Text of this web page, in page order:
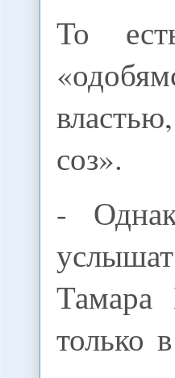
То
соз».
-
Тамара
только